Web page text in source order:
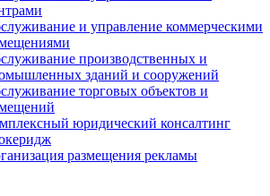
и управление коммерческими
производственных и
зданий и сооружений
торговых объектов и
юридический консалтинг
размещения рекламы